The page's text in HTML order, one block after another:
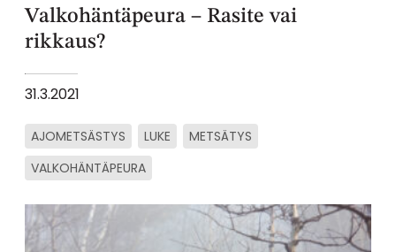
Valkohäntäpeura – Rasite vai
rikkaus?
31.3.2021
AJOMETSÄSTYS LUKE
METSÄTYS
VALKOHÄNTÄPEURA